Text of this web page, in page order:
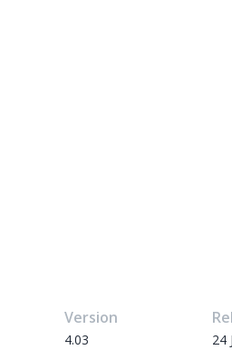
Version
4.03 24